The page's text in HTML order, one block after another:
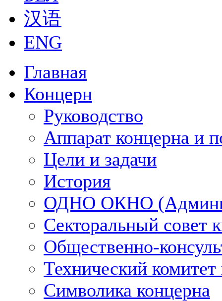
汉语
ENG
Главная
Концерн
Руководство
Аппарат концерна и
Цели и задачи
История
ОДНО ОКНО
Секторальный совет
Общественно-
Технический
Символика концерна